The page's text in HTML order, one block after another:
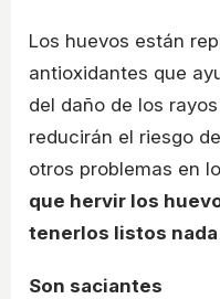
Los huevos están
antioxidantes que
del daño de los
reducirán el riesgo
otros problemas en
que hervir los
tenerlos listos
Son saciantes